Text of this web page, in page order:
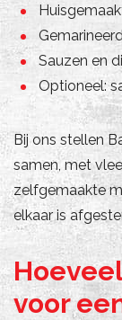
Sauzen en
Optioneel:
Bij ons stellen
samen, met
zelfgemaakte
elkaar is
voor